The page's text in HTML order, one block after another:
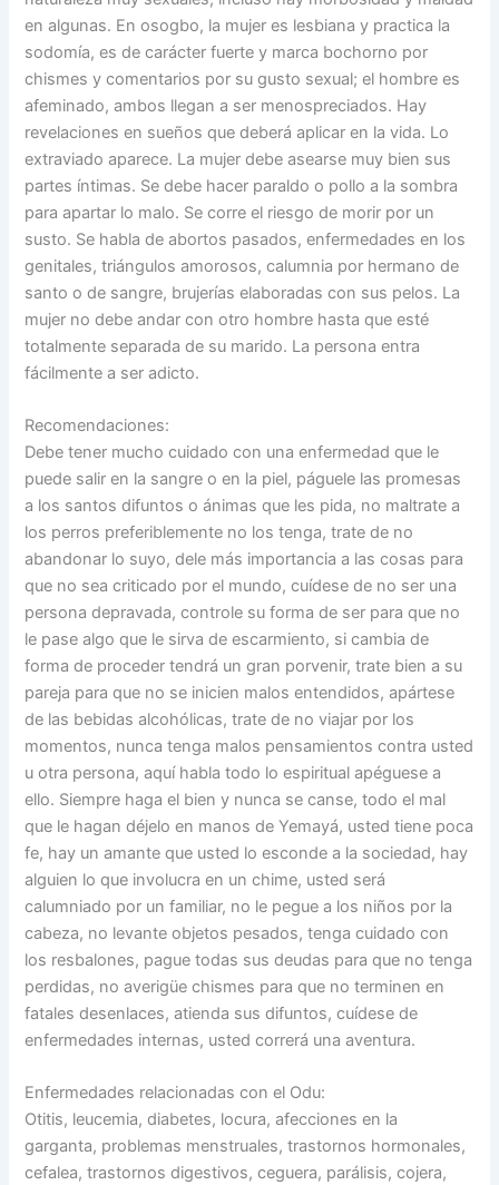
en algunas. En osogbo, la mujer es lesbiana y practica la
sodomía, es de carácter fuerte y marca bochorno por
chismes y comentarios por su gusto sexual; el hombre es
afeminado, ambos llegan a ser menospreciados. Hay
revelaciones en sueños que deberá aplicar en la vida. Lo
extraviado aparece. La mujer debe asearse muy bien sus
partes íntimas. Se debe hacer paraldo o pollo a la sombra
para apartar lo malo. Se corre el riesgo de morir por un
susto. Se habla de abortos pasados, enfermedades en los
genitales, triángulos amorosos, calumnia por hermano de
santo o de sangre, brujerías elaboradas con sus pelos. La
mujer no debe andar con otro hombre hasta que esté
totalmente separada de su marido. La persona entra
fácilmente a ser adicto.
Recomendaciones:
Debe tener mucho cuidado con una enfermedad que le
puede salir en la sangre o en la piel, páguele las promesas
a los santos difuntos o ánimas que les pida, no maltrate a
los perros preferiblemente no los tenga, trate de no
abandonar lo suyo, dele más importancia a las cosas para
que no sea criticado por el mundo, cuídese de no ser una
persona depravada, controle su forma de ser para que no
le pase algo que le sirva de escarmiento, si cambia de
forma de proceder tendrá un gran porvenir, trate bien a su
pareja para que no se inicien malos entendidos, apártese
de las bebidas alcohólicas, trate de no viajar por los
momentos, nunca tenga malos pensamientos contra usted
u otra persona, aquí habla todo lo espiritual apéguese a
ello. Siempre haga el bien y nunca se canse, todo el mal
que le hagan déjelo en manos de Yemayá, usted tiene poca
fe, hay un amante que usted lo esconde a la sociedad, hay
alguien lo que involucra en un chime, usted será
calumniado por un familiar, no le pegue a los niños por la
cabeza, no levante objetos pesados, tenga cuidado con
los resbalones, pague todas sus deudas para que no tenga
perdidas, no averigüe chismes para que no terminen en
fatales desenlaces, atienda sus difuntos, cuídese de
enfermedades internas, usted correrá una aventura.
Enfermedades relacionadas con el Odu:
Otitis, leucemia, diabetes, locura, afecciones en la
garganta, problemas menstruales, trastornos hormonales,
cefalea, trastornos digestivos, ceguera, parálisis, cojera,